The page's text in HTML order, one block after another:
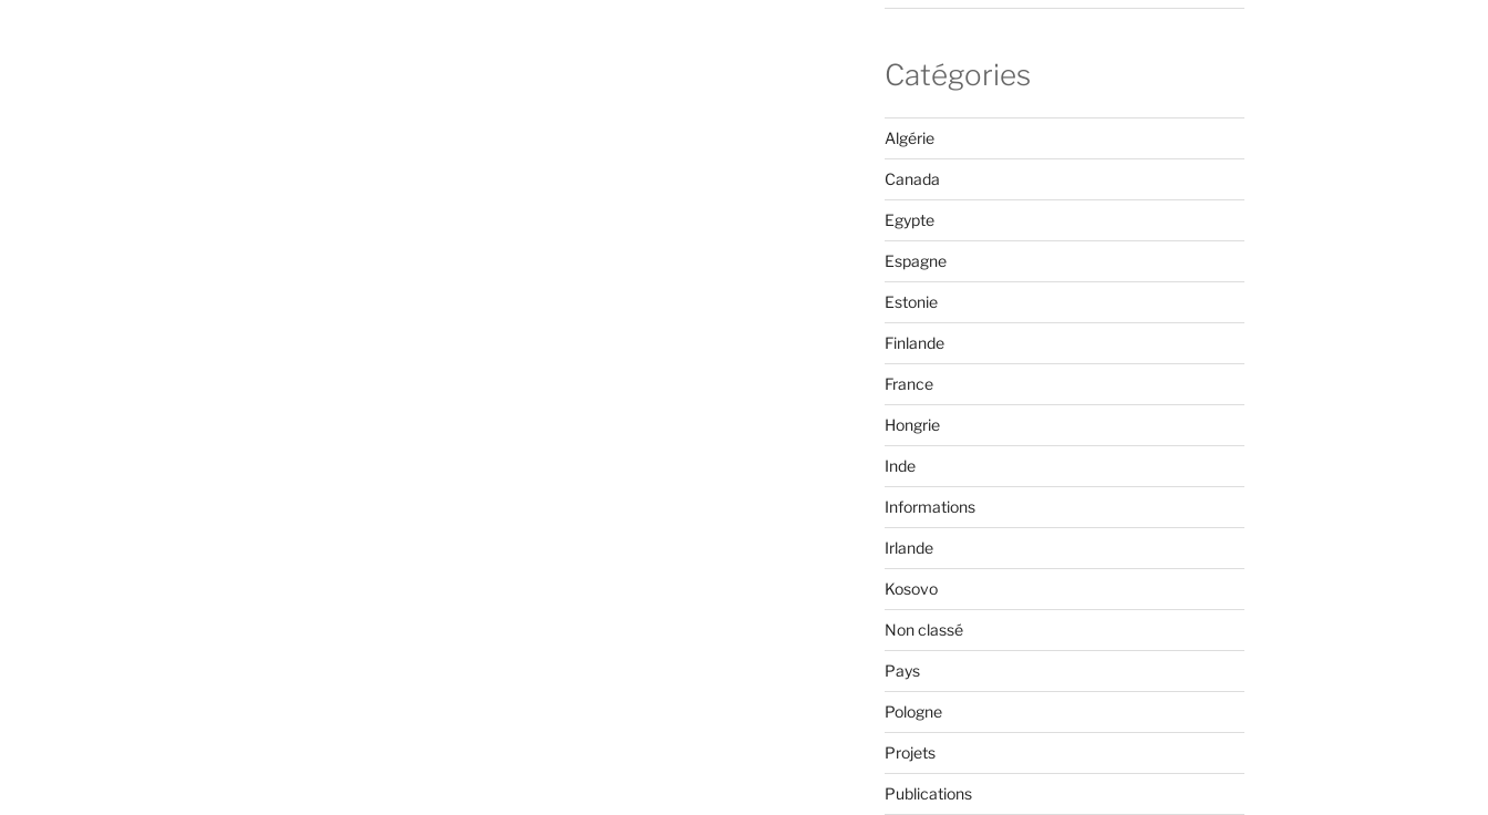
Catégories
Algérie
Canada
Egypte
Espagne
Estonie
Finlande
France
Hongrie
Inde
Informations
Irlande
Kosovo
Non classé
Pays
Pologne
Projets
Publications